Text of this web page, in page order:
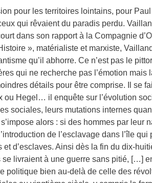
pour les territoires lointains, pour
qui rêvaient du paradis perdu.
dans son rapport à la Compagnie
», matérialiste et marxiste,
qu’il abhorre. Ce n’est pas le
qui ne recherche pas l’émotion
détails pour être comprise. Il se
ou Hegel… il enquête sur l’évolution
sociales, leurs mutations internes
alors : si des hommes par leur
de l’esclavage dans l’île
d’esclaves. Ainsi dès la fin du dix-
livraient à une guerre sans pitié, […]
politique bien au-delà de celle des